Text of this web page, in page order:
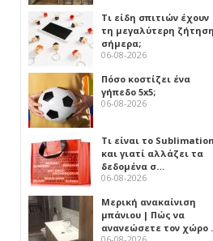
Τι είδη σπιτιών έχουν
τη μεγαλύτερη ζήτηση
σήμερα;
06-08-2026
Πόσο κοστίζει ένα
γήπεδο 5x5;
06-08-2026
Τι είναι το Sublimation
και γιατί αλλάζει τα
δεδομένα σ…
06-08-2026
Μερική ανακαίνιση
μπάνιου | Πώς να
ανανεώσετε τον χώρο